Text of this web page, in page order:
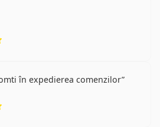
în expedierea comenzilor